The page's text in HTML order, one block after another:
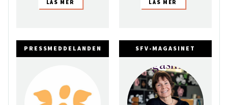
PRESSMEDDELANDEN SFV-MAGASINET